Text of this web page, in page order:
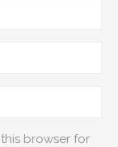
browser for